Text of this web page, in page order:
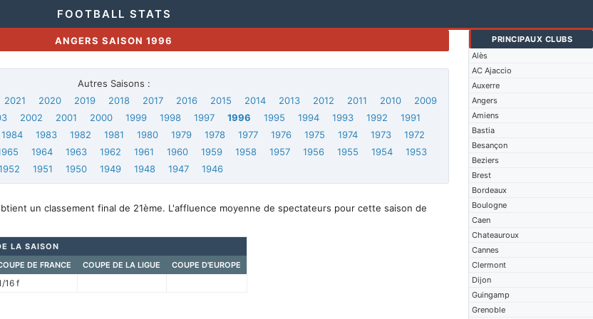
FOOTBALL STATS
PRINCIPAUX CLUBS
Alès
AC Ajaccio
Auxerre
Angers
Amiens
Bastia
Besançon
Beziers
Brest
Bordeaux
Boulogne
Caen
Chateauroux
Cannes
Clermont
Dijon
Guingamp
Grenoble
ANGERS SAISON 1996
Autres Saisons :
2021 2020 2019 2018 2017 2016 2015 2014 2013 2012 2011 2010
2009
2002 2001 2000 1999 1998 1997 1996 1995 1994 1993 1992
1991
1984 1983 1982 1981 1980 1979 1978 1977 1976 1975 1974 1973
1972
1964 1963 1962 1961 1960 1959 1958 1957 1956 1955 1954
1953
1951 1950 1949 1948 1947 1946
un classement final de 21ème. L'affluence moyenne de spectateurs pour cette saison de
LA SAISON
DE FRANCE COUPE DE LA LIGUE COUPE D'EUROPE
16 f